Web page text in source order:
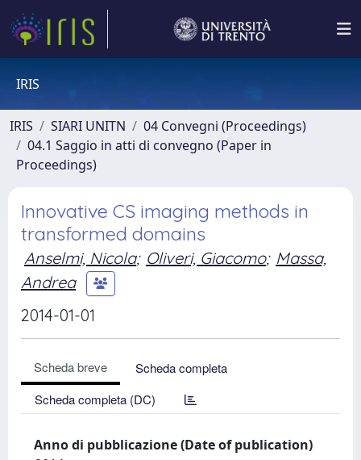
IRIS
IRIS SIARI UNITN
04 Convegni (Proceedings)
04.1 Saggio in atti di convegno (Paper in
Proceedings)
Innovative CS imaging methods in
transformed domains
Anselmi, Nicola; Oliveri, Giacomo; Massa,
Andrea
2014-01-01
Scheda breve
Scheda completa
Scheda completa (DC)
Anno di pubblicazione (Date of publication)